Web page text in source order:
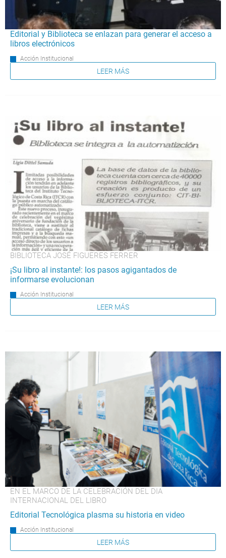
Editorial y Biblioteca se enlazan para generar el acceso a
libros electrónicos
Acción Institucional
LEER MÁS
BIBLIOTECA JOSÉ FIGUERES FERRER
¡Su libro al instante!: los pasos agigantados de
informarse evolucionan
Acción Institucional
LEER MÁS
EN EL MARCO DE LA CELEBRACIÓN DEL DIA
INTERNACIONAL DEL LIBRO
Editorial Tecnológica plasma su historia en video
Acción Institucional
LEER MÁS